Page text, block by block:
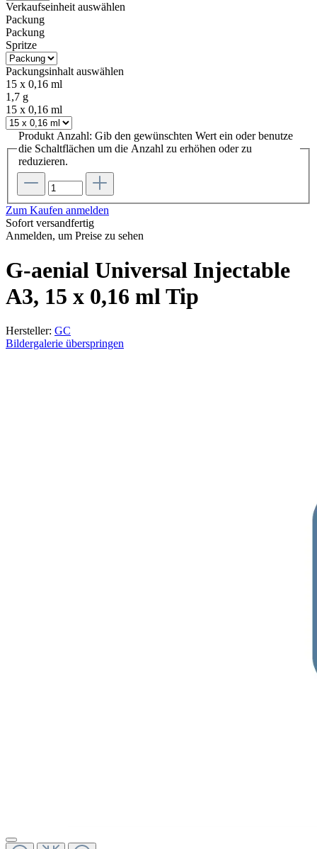
Verkaufseinheit auswählen
Packung
Packung
Spritze
Packungsinhalt auswählen
15 x 0,16 ml
1,7 g
15 x 0,16 ml
Produkt Anzahl: Gib den gewünschten Wert ein oder benutze
die Schaltflächen um die Anzahl zu erhöhen oder zu
reduzieren.
Zum Kaufen anmelden
Sofort versandfertig
Anmelden, um Preise zu sehen
G-aenial Universal Injectable
A3, 15 x 0,16 ml Tip
Hersteller: GC
Bildergalerie überspringen